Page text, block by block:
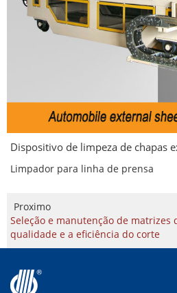
Dispositivo de limpeza de chapas
Limpador para linha de prensa
Proximo
Seleção e manutenção de matrizes
qualidade e a eficiência do corte